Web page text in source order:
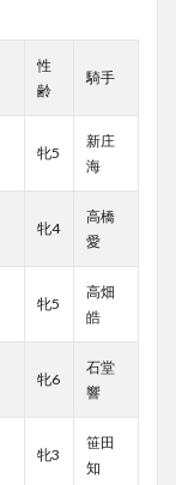
性
齢
騎手
牝5
新庄
海
牝4
高橋
愛
牝5
高畑
皓
牝6
石堂
響
牝3
笹田
知